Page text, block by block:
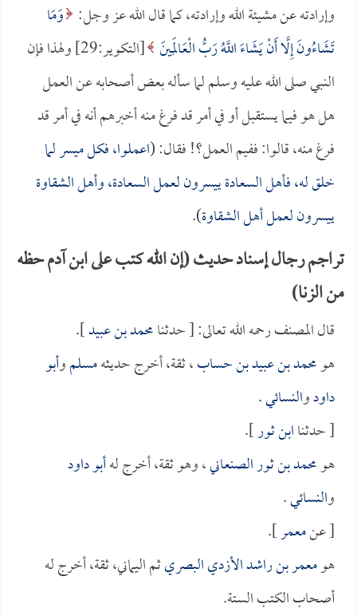
وإرادته عن مشيئة الله وإرادته، كما قال الله عز وجل: وَمَا
تَشَاءُونَ إِلَّا أَنْ يَشَاءَ اللَّهُ رَبُّ الْعَالَمِينَ
[التكوير:29] ولهذا فإن
النبي صلى الله عليه وسلم لما سأله بعض أصحابه عن العمل
هل هو فيما يستقبل أو في أمر قد فرغ منه أخبرهم أنه في أمر قد
فرغ منه، قالوا: ففيم العمل؟! فقال: (اعملوا، فكل ميسر لما
خلق له، فأهل السعادة ييسرون لعمل السعادة، وأهل الشقاوة
ييسرون لعمل أهل الشقاوة).
تراجم رجال إسناد حديث (إن الله كتب على ابن آدم حظه
من الزنا)
قال المصنف رحمه الله تعالى: [ حدثنامحمد بن عبيد].
هومحمد بن عبيد بن حساب، ثقة، أخرج حديثهمسلموأبو
داودوالنسائي.
[ حدثناابن ثور].
هومحمد بن ثور الصنعاني، وهو ثقة، أخرج لهأبو داود
والنسائي.
[ عنمعمر].
هومعمر بن راشد الأزدي البصريثم اليماني، ثقة، أخرج له
أصحاب الكتب الستة.